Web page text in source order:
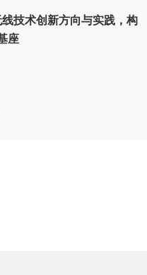
技术创新方向与实践，构
座